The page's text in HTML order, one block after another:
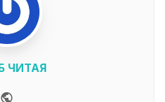
ЧИТАЯ